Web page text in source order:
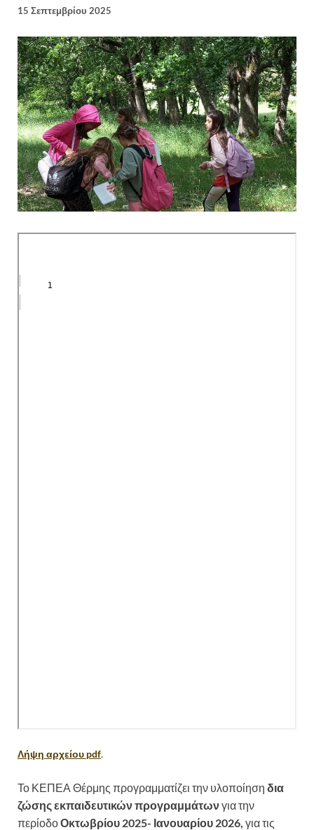
15 Σεπτεμβρίου 2025
Λήψη αρχείου pdf.
Το ΚΕΠΕΑ Θέρμης προγραμματίζει την υλοποίηση δια
ζώσης εκπαιδευτικών προγραμμάτωνγια την
περίοδοΟκτωβρίου 2025- Ιανουαρίου 2026, για τις